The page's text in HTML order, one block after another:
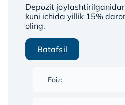
Depozit
kuni ichida yillik 15%
oling.
Batafsil
Foiz: